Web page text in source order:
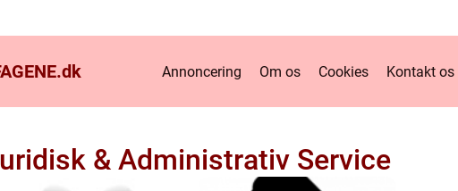
dk Annoncering Om os Cookies Kontakt os
& Administrativ Service